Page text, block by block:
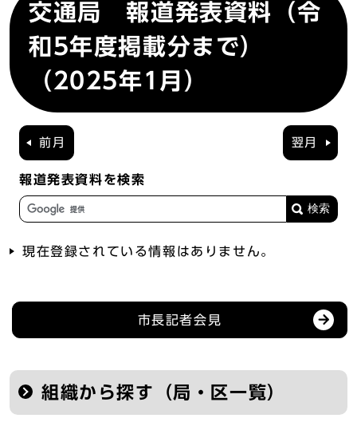
交通局 報道発表資料（令
和5年度掲載分まで）
（2025年1月）
前月 翌月
報道発表資料を検索
現在登録されている情報はありません。
市長記者会見
組織から探す（局・区一覧）